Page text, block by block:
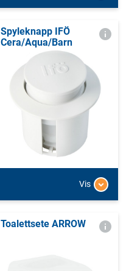
Spyleknapp IFÖ
Cera/Aqua/Barn
Vis
Toalettsete ARROW